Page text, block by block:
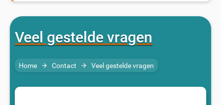
Veel gestelde vragen
Home arrow_forward Contact arrow_forward Veel gestelde vragen